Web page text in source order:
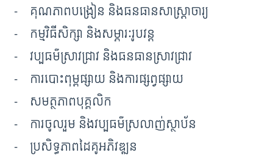
- គុណភាពបង្រៀន និងធនធានសាស្ត្រាចារ្យ
- កម្មវិធីសិក្សា និងសម្ភារៈរូបវន្ត
- វប្បធម៌ស្រាវជ្រាវ និងធនធានស្រាវជ្រាវ
- ការបោះពុម្ពផ្សាយ និងការផ្សព្វផ្សាយ
- សមត្ថភាពបុគ្គលិក
- ការចូលរួម និងវប្បធម៌ស្រលាញ់ស្ថាប័ន
- ប្រសិទ្ធភាពដៃគូអភិវឌ្ឍន